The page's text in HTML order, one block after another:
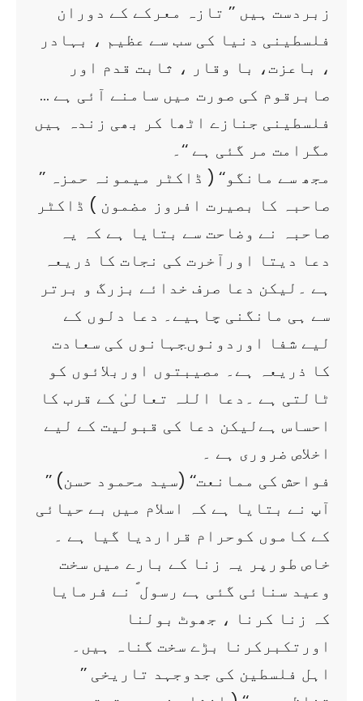
زبردست ہیں ’’ تازہ معرکے کے دوران
فلسطینی دنیا کی سب سے عظیم ، بہادر
، باعزت، با وقار ، ثابت قدم اور
صابرقوم کی صورت میں سامنے آئی ہے …
فلسطینی جنازے اٹھا کر بھی زندہ ہیں
مگرامت مر گئی ہے ‘‘۔
’’ مجھ سے مانگو‘‘ ( ڈاکٹر میمونہ حمزہ
صاحبہ کا بصیرت افروز مضمون ) ڈاکٹر
صاحبہ نے وضاحت سے بتایا ہے کہ یہ
دعا دیتا اورآخرت کی نجات کا ذریعہ
ہے ۔لیکن دعا صرف خدائے بزرگ و برتر
سے ہی مانگنی چاہیے۔ دعا دلوں کے
لیے شفا اوردونوںجہانوں کی سعادت
کا ذریعہ ہے۔ مصیبتوں اوربلائوں کو
ٹالتی ہے ۔دعا اللہ تعالیٰ کے قرب کا
احساس ہےلیکن دعا کی قبولیت کے لیے
اخلاص ضروری ہے ۔
’’ فواحش کی ممانعت‘‘ (سید محمود حسن)
آپ نے بتایا ہے کہ اسلام میں بے حیائی
کے کاموں کوحرام قراردیا گیا ہے ۔
خاص طورپر یہ زنا کے بارے میں سخت
وعید سنائی گئی ہے رسول ؐ نے فرمایا
کہ زنا کرنا ، جھوٹ بولنا
اورتکبرکرنا بڑے سخت گناہ ہیں۔
’’ اہل فلسطین کی جدوجہد تاریخی